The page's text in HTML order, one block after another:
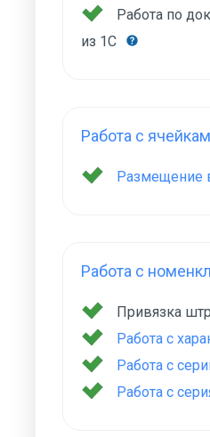
Работа по
из 1С
Работа с
Размещение
Работа с
Привязка
Работа с
Работа с
Работа с